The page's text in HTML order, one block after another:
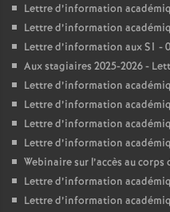
Lettre d’information
Lettre d’information
Lettre d’information aux S1 -
Aux stagiaires 2025-2026 -
Lettre d’information
Lettre d’information
Lettre d’information
Lettre d’information
Webinaire sur l’accès au corps
Lettre d’information
Lettre d’information